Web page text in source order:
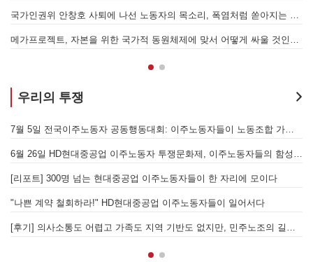
우리의 투쟁
[리포트] 300명 넘는 현대중공업 이주노동자들이 한 자리에 모이다
"나쁜 계약 철회하라!" HD현대중공업 이주노동자들이 일어서다